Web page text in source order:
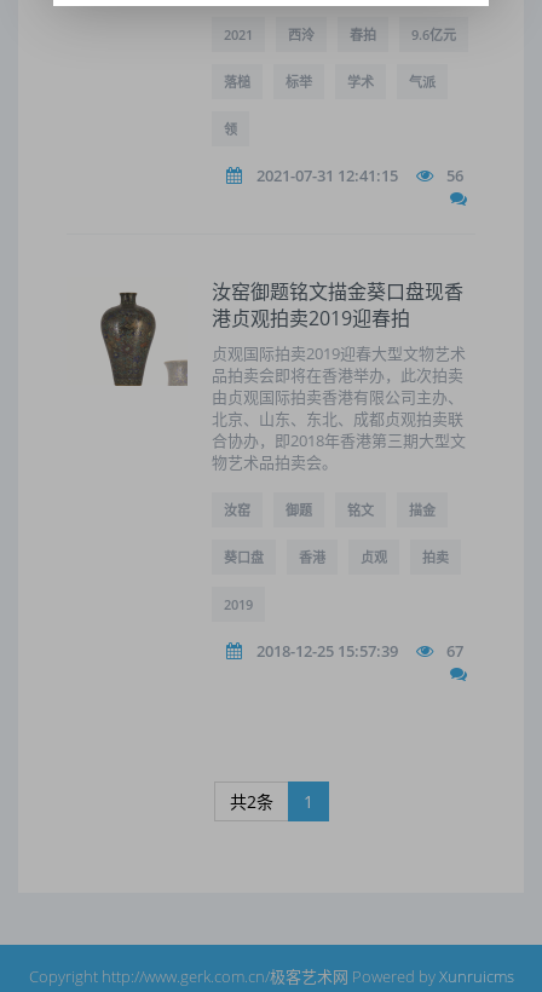
2021 西泠 春拍 9.6亿元
落槌 标举 学术 气派
领
2021-07-31 12:41:15 56
汝窑御题铭文描金葵口盘现香
港贞观拍卖2019迎春拍
贞观国际拍卖2019迎春大型文物艺术
品拍卖会即将在香港举办，此次拍卖
由贞观国际拍卖香港有限公司主办、
北京、山东、东北、成都贞观拍卖联
合协办，即2018年香港第三期大型文
物艺术品拍卖会。
汝窑 御题 铭文 描金
葵口盘 香港 贞观 拍卖
2019
2018-12-25 15:57:39 67
共2条 1
Copyright http://www.gerk.com.cn/极客艺术网 Powered byXunruicms